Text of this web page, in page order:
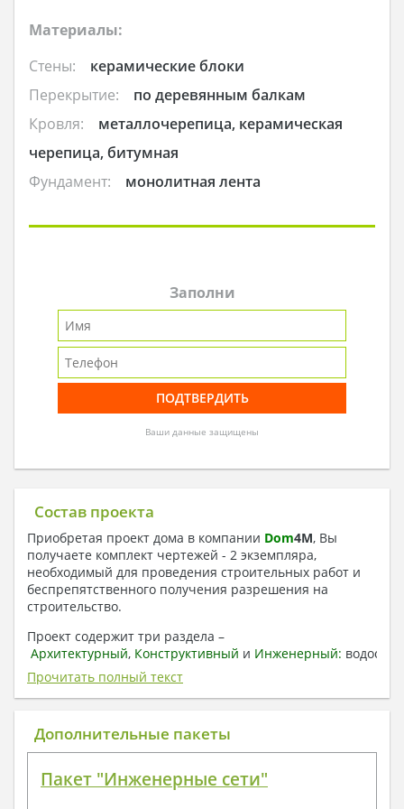
Материалы:
Стены:
керамические блоки
Перекрытие:
по деревянным балкам
Кровля:
металлочерепица, керамическая
черепица, битумная
Фундамент:
монолитная лента
Заполни
Ваши данные защищены
Состав проекта
Приобретая проект дома в компании Dom4M, Вы
получаете комплект чертежей - 2 экземпляра,
необходимый для проведения строительных работ и
беспрепятственного получения разрешения на
строительство.
Проект содержит три раздела –
Архитектурный, Конструктивный и Инженерный:
отопление, вентиляция, канализация,
электроснабжение (приобретается за дополнительную
плату) + Пояснительная записка.
1. Архитектурный раздел:
План координационных осей
Прочитать полный текст
Дополнительные пакеты
Пакет "Инженерные сети"